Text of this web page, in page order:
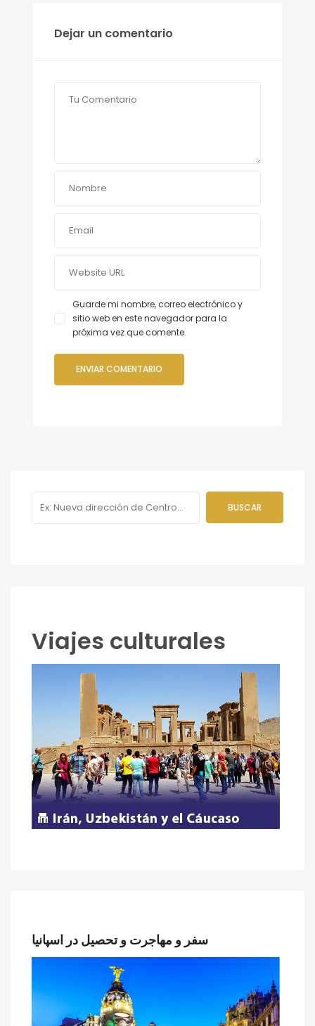
Dejar un comentario
Guarde mi nombre, correo electrónico y
sitio web en este navegador para la
próxima vez que comente.
Viajes culturales
سفر و مهاجرت و تحصیل در اسپانیا